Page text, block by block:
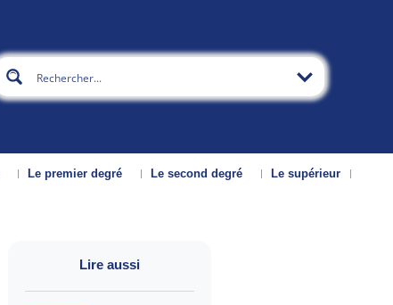
Le premier degré Le second degré
Le supérieur
Lire aussi